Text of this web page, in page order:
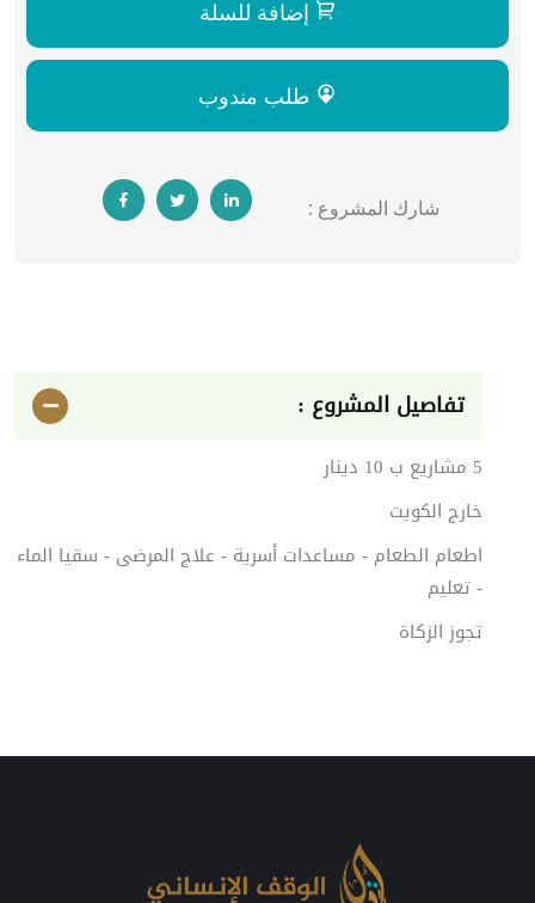
إضافة للسلة
طلب مندوب
شارك المشروع :
تفاصيل المشروع :
5 مشاريع ب 10 دينار
خارج الكويت
اطعام الطعام - مساعدات أسرية - علاج المرضى - سقيا الماء
- تعليم
تجوز الزكاة